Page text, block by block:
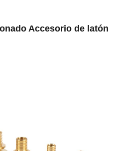
Accesorio de latón